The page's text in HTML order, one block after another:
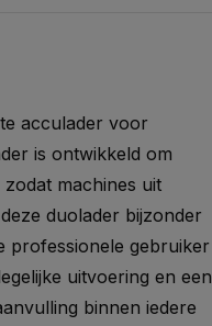
acculader voor
is ontwikkeld om
machines uit
duolader bijzonder
professionele gebruiker
uitvoering en een
binnen iedere